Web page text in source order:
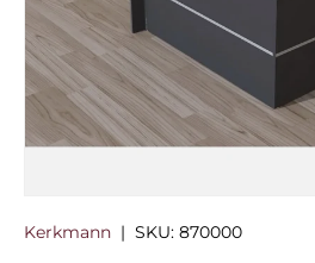
Kerkmann | SKU: 870000